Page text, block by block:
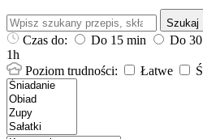
Szukaj
Czas do: Do 15 min Do
1h
Poziom trudności:
Łatwe